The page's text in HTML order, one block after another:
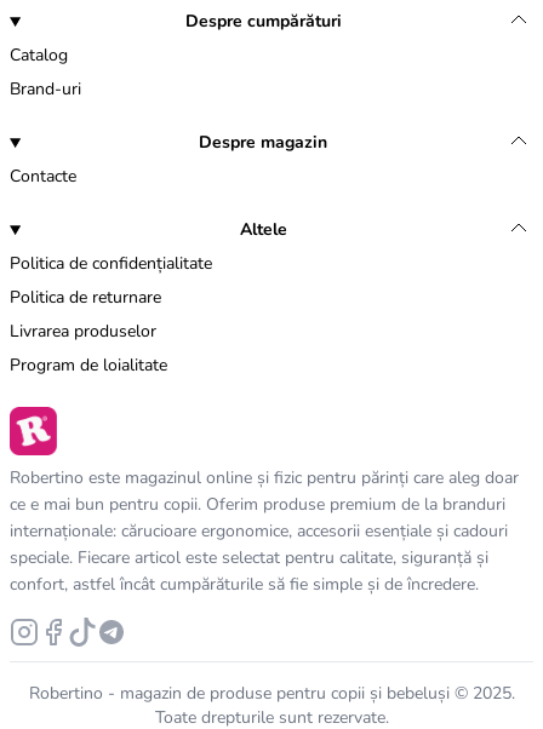
Despre cumpărături
Catalog
Brand-uri
Despre magazin
Contacte
Altele
Politica de confidențialitate
Politica de returnare
Livrarea produselor
Program de loialitate
Robertino este magazinul online și fizic pentru părinți care aleg doar
ce e mai bun pentru copii. Oferim produse premium de la branduri
internaționale: cărucioare ergonomice, accesorii esențiale și cadouri
speciale. Fiecare articol este selectat pentru calitate, siguranță și
confort, astfel încât cumpărăturile să fie simple și de încredere.
Robertino - magazin de produse pentru copii și bebeluși © 2025.
Toate drepturile sunt rezervate.